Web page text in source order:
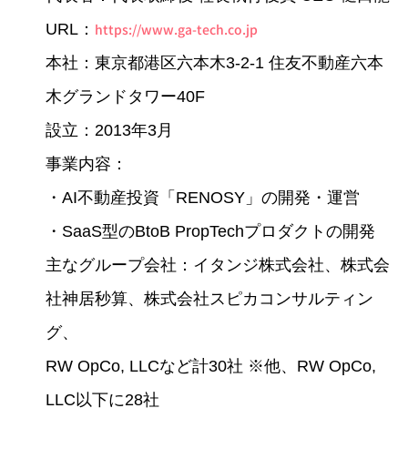
URL： https://www.ga-tech.co.jp
本社：東京都港区六本⽊3-2-1 住友不動産六本
⽊グランドタワー40F
設⽴：2013年3⽉
事業内容：
・AI不動産投資「RENOSY」の開発・運営
・SaaS型のBtoB PropTechプロダクトの開発
主なグループ会社：イタンジ株式会社、株式会
社神居秒算、株式会社スピカコンサルティン
グ、
RW OpCo, LLCなど計30社 ※他、RW OpCo,
LLC以下に28社